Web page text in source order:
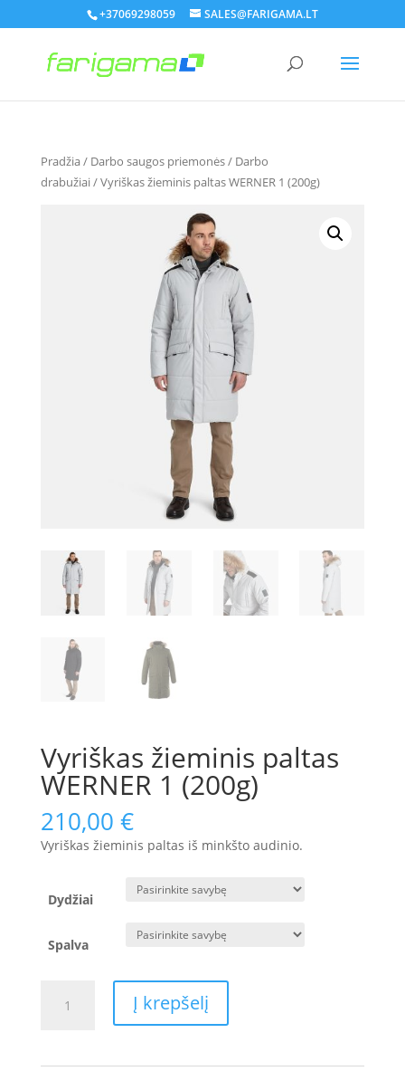
+37069298059 SALES@FARIGAMA.LT
Pradžia/ Darbo saugos priemonės/ Darbo
drabužiai/ Vyriškas žieminis paltas WERNER 1 (200g)
Vyriškas žieminis paltas
WERNER 1 (200g)
210,00 €
Vyriškas žieminis paltas iš minkšto audinio.
Dydžiai
Spalva
kiekis:
Į krepšelį